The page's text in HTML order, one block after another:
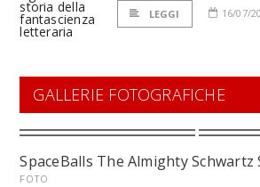
LEGGI 16/07/
GALLERIE FOTOGRAFICHE
SpaceBalls The Almighty Schwartz
FOTO